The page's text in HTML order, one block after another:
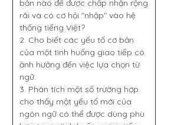
bản nào để được chấp nhận rộng
rãi và có cơ hội "nhập" vào hệ
thống tiếng Việt?
2. Cho biết các yếu tố cơ bản
của một tình huống giao tiếp có
ảnh hưởng đến việc lựa chọn từ
ngữ.
3. Phân tích một số trường hợp
cho thấy một yếu tố mới của
ngôn ngữ có thể được dùng phù